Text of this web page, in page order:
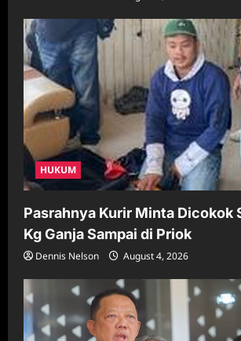
HUKUM
Pasrahnya Kurir Minta Dicokok
Kg Ganja Sampai di Priok
Dennis Nelson August 4, 2026